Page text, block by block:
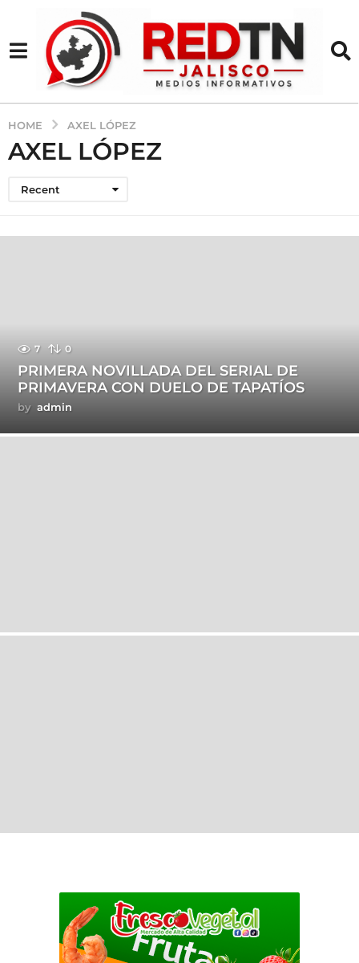
HOME AXEL LÓPEZ
AXEL LÓPEZ
Recent
7 0
PRIMERA NOVILLADA DEL SERIAL DE
PRIMAVERA CON DUELO DE TAPATÍOS
by admin